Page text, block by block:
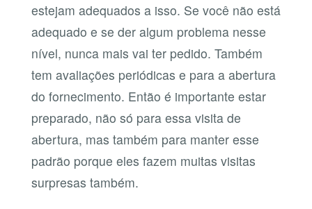
estejam adequados a isso. Se você não está
adequado e se der algum problema nesse
nível, nunca mais vai ter pedido. Também
tem avaliações periódicas e para a abertura
do fornecimento. Então é importante estar
preparado, não só para essa visita de
abertura, mas também para manter esse
padrão porque eles fazem muitas visitas
surpresas também.